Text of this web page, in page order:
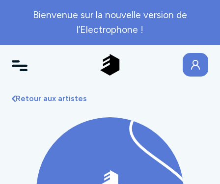
Bienvenue sur la nouvelle version de
l’Electrophone !
Retour aux artistes